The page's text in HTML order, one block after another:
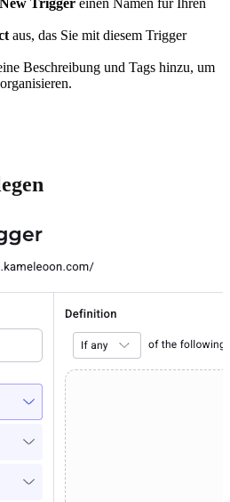
aus, das Sie mit diesem Trigger
Beschreibung und Tags hinzu, um